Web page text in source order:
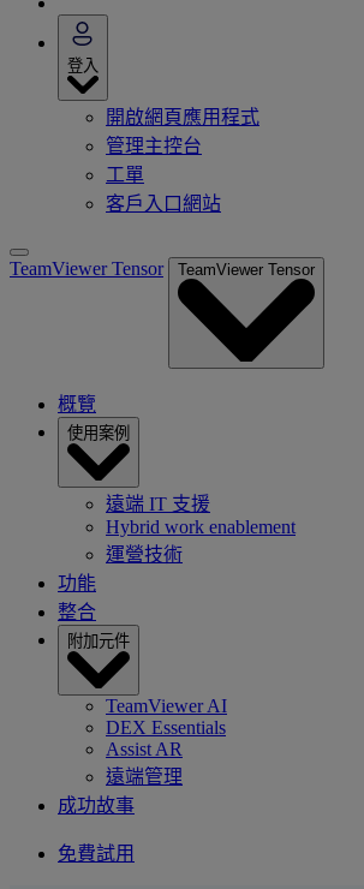
登入
開啟網頁應用程式
管理主控台
工單
客戶入口網站
TeamViewer Tensor TeamViewer Tensor
概覽
使用案例
遠端 IT 支援
Hybrid work enablement
運營技術
功能
整合
附加元件
TeamViewer AI
DEX Essentials
Assist AR
遠端管理
成功故事
免費試用